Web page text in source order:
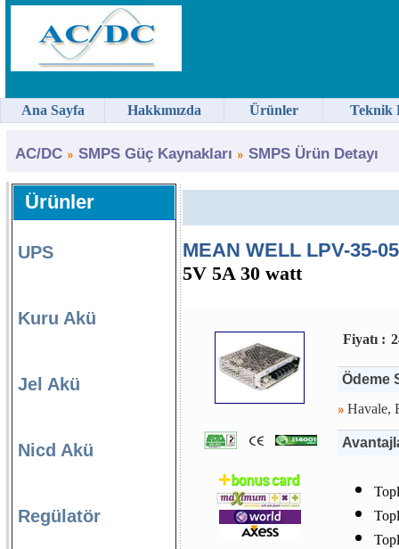
AC/DC SMPS Güç Kaynakları SMPS Ürün Detayı
Ürünler
UPS
Kuru Akü
Jel Akü
Nicd Akü
Regülatör
MEAN WELL LPV-35-
5V 5A 30 watt
Fiyatı :
Ödeme
Havale,
Ana Sayfa Hakkımızda Ürünler Teknik